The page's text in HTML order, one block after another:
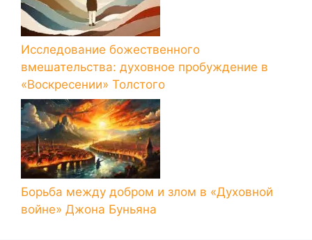
Исследование божественного
вмешательства: духовное пробуждение в
«Воскресении» Толстого
Борьба между добром и злом в «Духовной
войне» Джона Буньяна